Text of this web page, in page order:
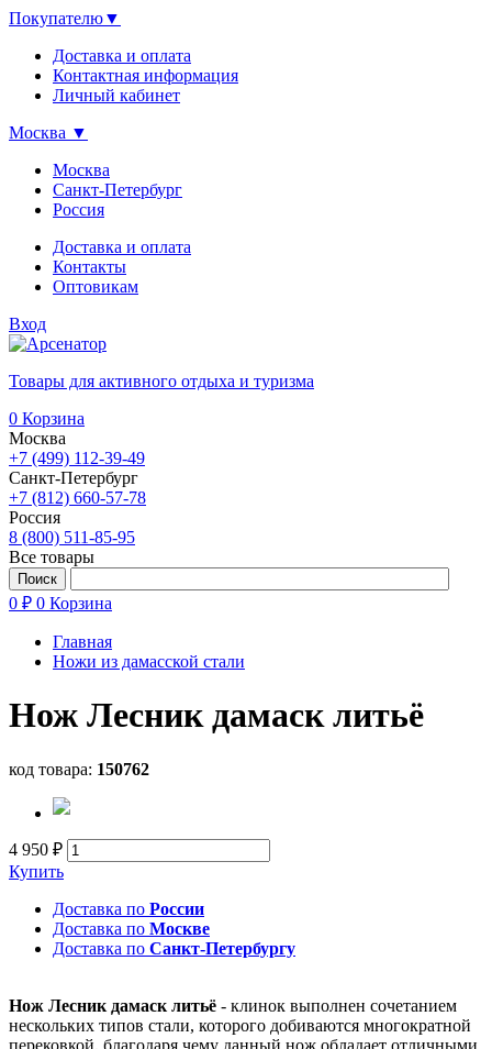
Покупателю▼
Доставка и оплата
Контактная информация
Личный кабинет
Москва ▼
Москва
Санкт-Петербург
Россия
Доставка и оплата
Контакты
Оптовикам
Вход
Товары для активного отдыха и туризма
0 Корзина
Москва
+7 (499) 112-39-49
Санкт-Петербург
+7 (812) 660-57-78
Россия
8 (800) 511-85-95
Все товары
0 ₽ 0 Корзина
Главная
Ножи из дамасской стали
Нож Лесник дамаск литьё
код товара: 150762
4 950 ₽
Купить
Доставка по России
Доставка по Москве
Доставка по Санкт-Петербургу
Нож Лесник дамаск литьё - клинок выполнен сочетанием
нескольких типов стали, которого добиваются многократной
перековкой, благодаря чему данный нож обладает отличными